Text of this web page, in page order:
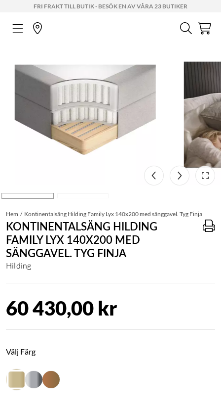
FRI FRAKT TILL BUTIK - BESÖK EN AV VÅRA 23 BUTIKER
Hem Kontinentalsäng Hilding Family Lyx 140x200 med sänggavel. Tyg Finja
KONTINENTALSÄNG HILDING
FAMILY LYX 140X200 MED
SÄNGGAVEL. TYG FINJA
Hilding
60 430,00 kr
Välj Färg